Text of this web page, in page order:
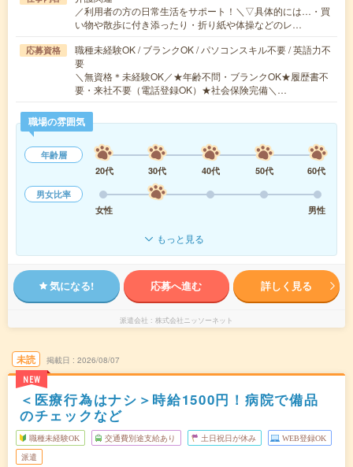
／利用者の方の日常生活をサポート！＼▽具体的には…・買
い物や散歩に付き添ったり・折り紙や体操などのレ…
応募資格
職種未経験OK / ブランクOK / パソコンスキル不要 / 英語力不
要
＼無資格＊未経験OK／★年齢不問・ブランクOK★履歴書不
要・来社不要（電話登録OK）★社会保険完備＼…
職場の雰囲気
年齢層
20代
30代 40代 50代
60代
男女比率
女性
男性
もっと見る
気になる! 応募へ進む 詳しく見る
派遣会社 株式会社ニッソーネット
未読
NEW
掲載日 2026/08/07
＜医療行為はナシ＞時給1500円！病院で備品
のチェックなど
職種未経験OK 交通費別途支給あり 土日祝日が休み WEB登録OK
派遣